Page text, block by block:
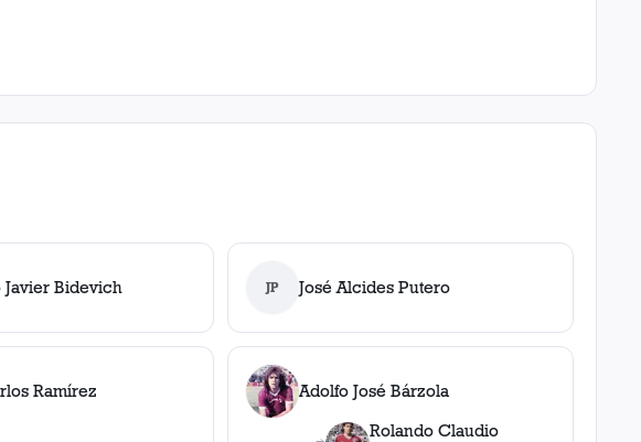
Bidevich JP José Alcides Putero
Ramírez
Adolfo José Bárzola
Rolando Claudio